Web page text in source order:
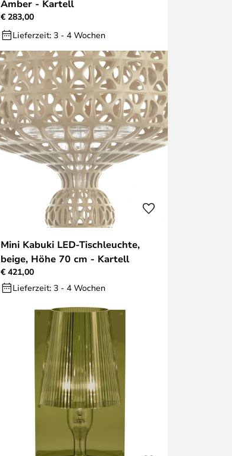
Amber - Kartell
€ 283,00
Lieferzeit: 3 - 4 Wochen
Mini Kabuki LED-Tischleuchte,
beige, Höhe 70 cm - Kartell
€ 421,00
Lieferzeit: 3 - 4 Wochen